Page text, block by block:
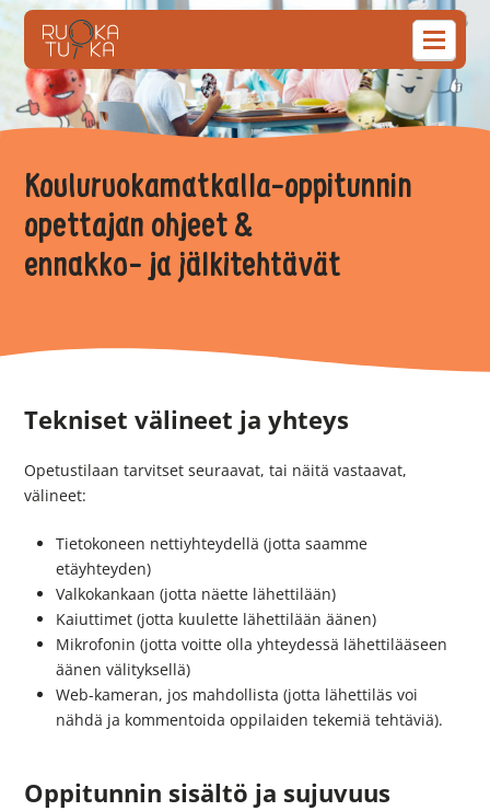
Kouluruokamatkalla-oppitunnin
opettajan ohjeet &
ennakko- ja jälkitehtävät
Tekniset välineet ja yhteys
Opetustilaan tarvitset seuraavat, tai näitä vastaavat,
välineet:
Tietokoneen nettiyhteydellä (jotta saamme
etäyhteyden)
Valkokankaan (jotta näette lähettilään)
Kaiuttimet (jotta kuulette lähettilään äänen)
Mikrofonin (jotta voitte olla yhteydessä lähettilääseen
äänen välityksellä)
Web-kameran, jos mahdollista (jotta lähettiläs voi
nähdä ja kommentoida oppilaiden tekemiä tehtäviä).
Oppitunnin sisältö ja sujuvuus